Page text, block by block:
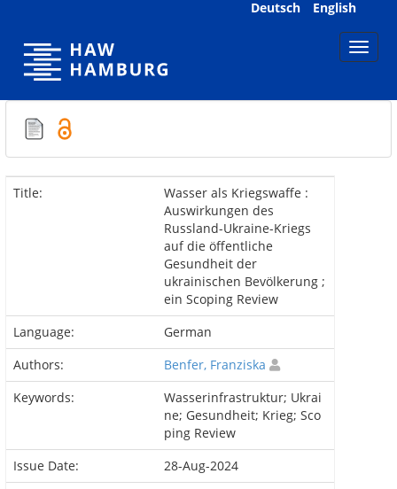
Deutsch English
Title:
Wasser als Kriegswaffe :
Auswirkungen des
Russland-Ukraine-Kriegs
auf die öffentliche
Gesundheit der
ukrainischen Bevölkerung ;
ein Scoping Review
Language:
German
Authors:
Benfer, Franziska
Keywords:
Wasserinfrastruktur; Ukrai
ne; Gesundheit; Krieg; Sco
ping Review
Issue Date:
28-Aug-2024